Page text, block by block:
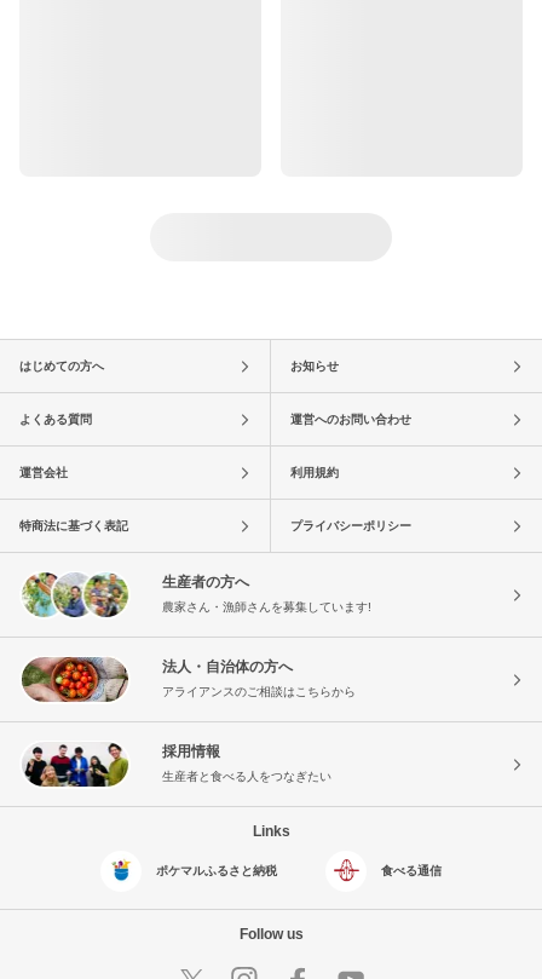
はじめての方へ お知らせ
よくある質問 運営へのお問い合わせ
運営会社 利用規約
特商法に基づく表記 プライバシーポリシー
生産者の方へ
農家さん・漁師さんを募集しています!
法人・自治体の方へ
アライアンスのご相談はこちらから
採用情報
生産者と食べる人をつなぎたい
Links
ポケマルふるさと納税 食べる通信
Follow us